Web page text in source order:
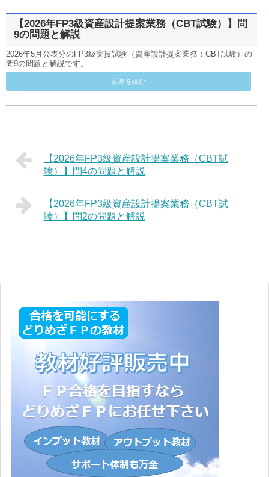
【2026年FP3級資産設計提案業務（CBT試験）】問
9の問題と解説
2026年5月公表分のFP3級実技試験（資産設計提案業務：CBT試験）の
問9の問題と解説です。
記事を読む
【2026年FP3級資産設計提案業務（CBT試
験）】問4の問題と解説
【2026年FP3級資産設計提案業務（CBT試
験）】問2の問題と解説